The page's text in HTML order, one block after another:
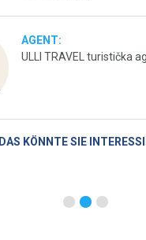
AGENT:
ULLI TRAVEL turistička
DAS KÖNNTE SIE